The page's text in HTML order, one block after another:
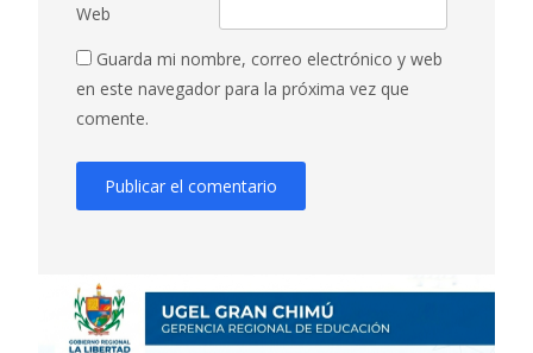
Web
Guarda mi nombre, correo electrónico y web
en este navegador para la próxima vez que
comente.